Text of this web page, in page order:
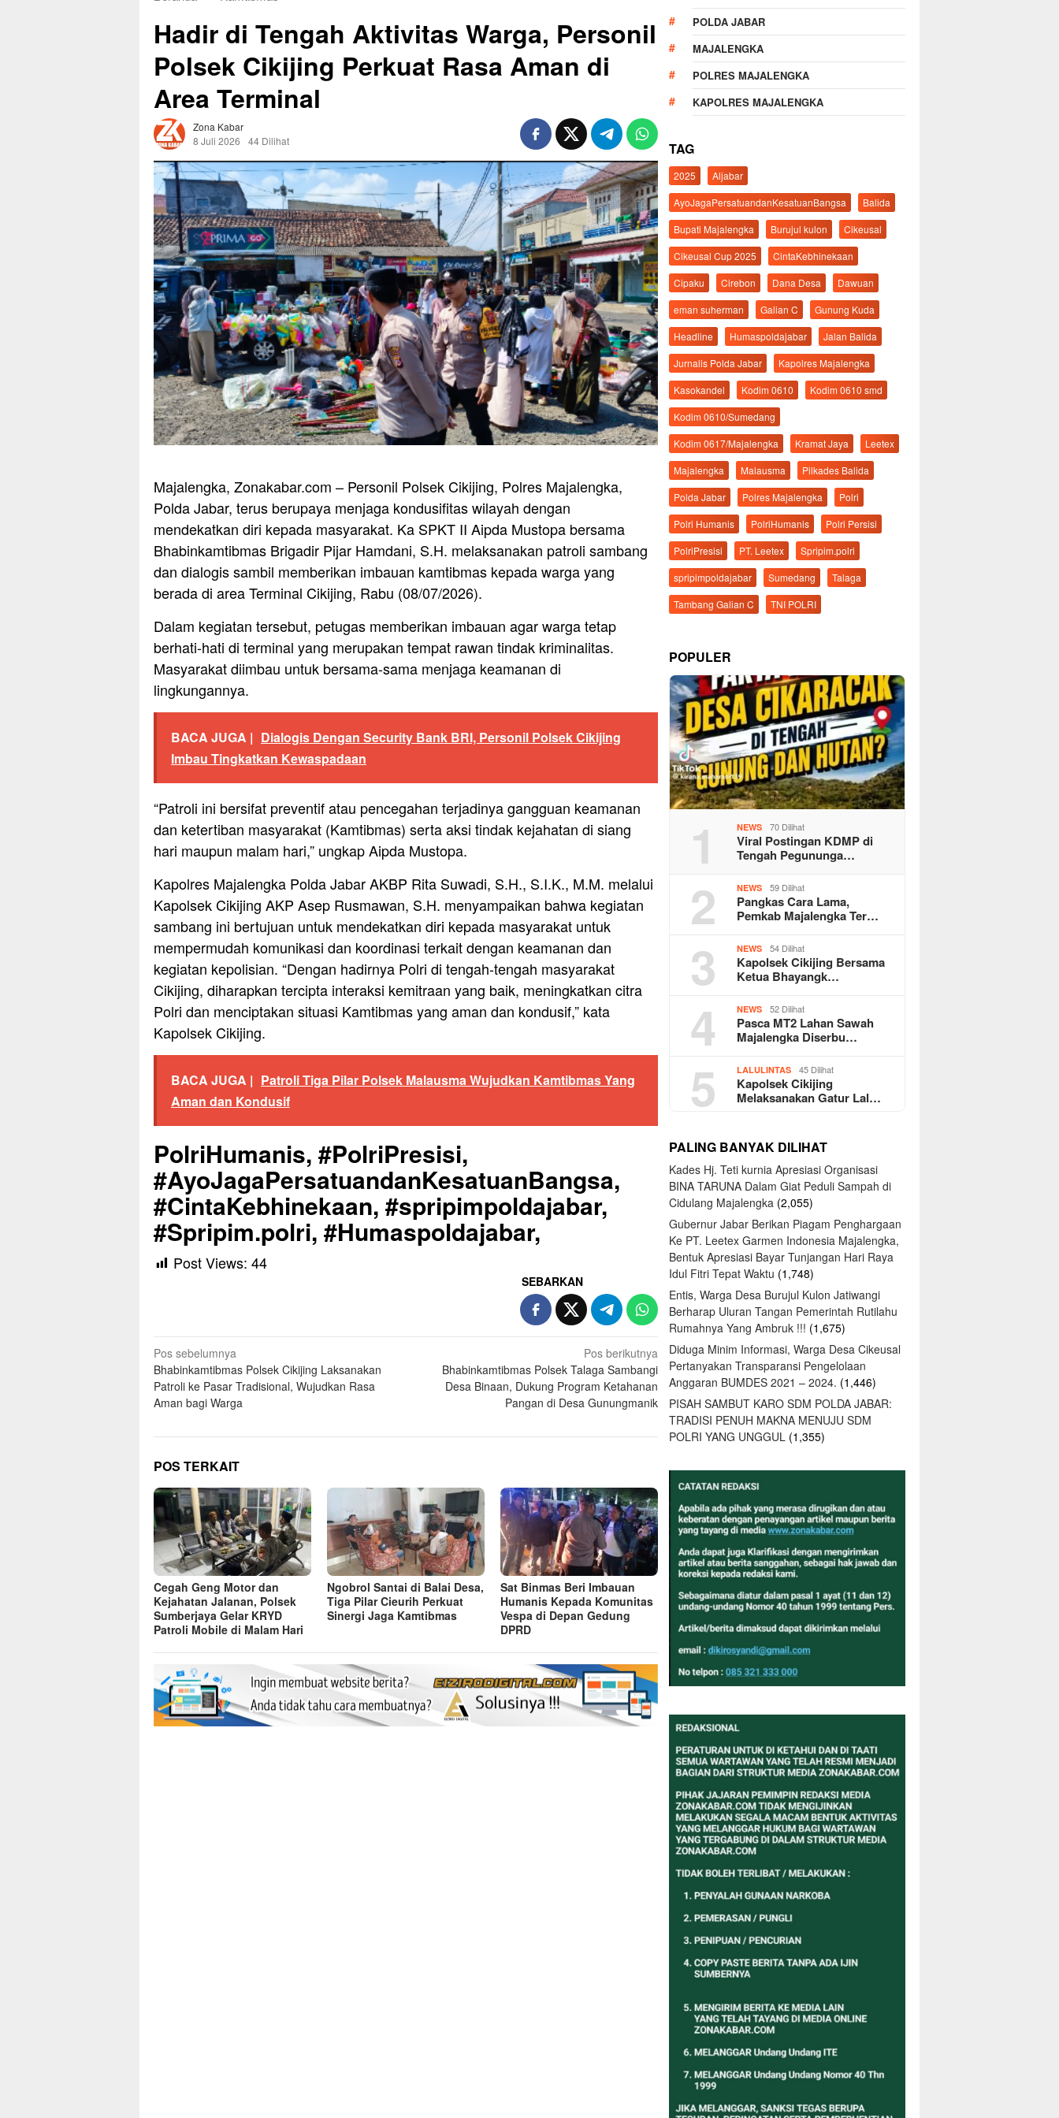
Hadir di Tengah Aktivitas Warga, Personil
Polsek Cikijing Perkuat Rasa Aman di
Area Terminal
Zona Kabar
8 Juli 2026
44 Dilihat
Majalengka, Zonakabar.com – Personil Polsek Cikijing, Polres Majalengka,
Polda Jabar, terus berupaya menjaga kondusifitas wilayah dengan
mendekatkan diri kepada masyarakat. Ka SPKT II Aipda Mustopa bersama
Bhabinkamtibmas Brigadir Pijar Hamdani, S.H. melaksanakan patroli sambang
dan dialogis sambil memberikan imbauan kamtibmas kepada warga yang
berada di area Terminal Cikijing, Rabu (08/07/2026).
Dalam kegiatan tersebut, petugas memberikan imbauan agar warga tetap
berhati-hati di terminal yang merupakan tempat rawan tindak kriminalitas.
Masyarakat diimbau untuk bersama-sama menjaga keamanan di
lingkungannya.
BACA JUGA | Dialogis Dengan Security Bank BRI, Personil Polsek Cikijing
Imbau Tingkatkan Kewaspadaan
“Patroli ini bersifat preventif atau pencegahan terjadinya gangguan keamanan
dan ketertiban masyarakat (Kamtibmas) serta aksi tindak kejahatan di siang
hari maupun malam hari,” ungkap Aipda Mustopa.
Kapolres Majalengka Polda Jabar AKBP Rita Suwadi, S.H., S.I.K., M.M. melalui
Kapolsek Cikijing AKP Asep Rusmawan, S.H. menyampaikan bahwa kegiatan
sambang ini bertujuan untuk mendekatkan diri kepada masyarakat untuk
mempermudah komunikasi dan koordinasi terkait dengan keamanan dan
kegiatan kepolisian. “Dengan hadirnya Polri di tengah-tengah masyarakat
Cikijing, diharapkan tercipta interaksi kemitraan yang baik, meningkatkan citra
Polri dan menciptakan situasi Kamtibmas yang aman dan kondusif,” kata
Kapolsek Cikijing.
BACA JUGA | Patroli Tiga Pilar Polsek Malausma Wujudkan Kamtibmas Yang
Aman dan Kondusif
PolriHumanis, #PolriPresisi,
#AyoJagaPersatuandanKesatuanBangsa,
#CintaKebhinekaan, #spripimpoldajabar,
#Spripim.polri, #Humaspoldajabar,
Post Views: 44
SEBARKAN
Navigasi
pos
Pos sebelumnya
Bhabinkamtibmas Polsek Cikijing Laksanakan
Patroli ke Pasar Tradisional, Wujudkan Rasa
Aman bagi Warga
Pos berikutnya
Bhabinkamtibmas Polsek Talaga Sambangi
Desa Binaan, Dukung Program Ketahanan
Pangan di Desa Gunungmanik
POS TERKAIT
Cegah Geng Motor dan
Kejahatan Jalanan, Polsek
Sumberjaya Gelar KRYD
Patroli Mobile di Malam Hari
Ngobrol Santai di Balai Desa,
Tiga Pilar Cieurih Perkuat
Sinergi Jaga Kamtibmas
Sat Binmas Beri Imbauan
Humanis Kepada Komunitas
Vespa di Depan Gedung
DPRD
POLDA JABAR
MAJALENGKA
POLRES MAJALENGKA
KAPOLRES MAJALENGKA
TAG
2025
Aljabar
AyoJagaPersatuandanKesatuanBangsa
Balida
Bupati Majalengka
Burujul kulon
Cikeusal
Cikeusal Cup 2025
CintaKebhinekaan
Cipaku
Cirebon Dana Desa
Dawuan
eman suherman
Galian C
Gunung Kuda
Headline
Humaspoldajabar
Jalan Balida
Jurnalis Polda Jabar
Kapolres Majalengka
Kasokandel
Kodim 0610
Kodim 0610 smd
Kodim 0610/Sumedang
Kodim 0617/Majalengka
Kramat Jaya
Leetex
Majalengka
Malausma
Pilkades Balida
Polda Jabar
Polres Majalengka
Polri
Polri Humanis
PolriHumanis
Polri Persisi
PolriPresisi
PT. Leetex
Spripim.polri
spripimpoldajabar
Sumedang
Talaga
Tambang Galian C
TNI POLRI
POPULER
1 NEWS 70 Dilihat
Viral Postingan KDMP di
Tengah Pegununga…
2 NEWS 59 Dilihat
Pangkas Cara Lama,
Pemkab Majalengka Ter…
3 NEWS 54 Dilihat
Kapolsek Cikijing Bersama
Ketua Bhayangk…
4 NEWS 52 Dilihat
Pasca MT2 Lahan Sawah
Majalengka Diserbu…
5 LALULINTAS 45 Dilihat
Kapolsek Cikijing
Melaksanakan Gatur Lal…
PALING BANYAK DILIHAT
Kades Hj. Teti kurnia Apresiasi Organisasi
BINA TARUNA Dalam Giat Peduli Sampah di
Cidulang Majalengka (2,055)
Gubernur Jabar Berikan Piagam Penghargaan
Ke PT. Leetex Garmen Indonesia Majalengka,
Bentuk Apresiasi Bayar Tunjangan Hari Raya
Idul Fitri Tepat Waktu (1,748)
Entis, Warga Desa Burujul Kulon Jatiwangi
Berharap Uluran Tangan Pemerintah Rutilahu
Rumahnya Yang Ambruk !!! (1,675)
Diduga Minim Informasi, Warga Desa Cikeusal
Pertanyakan Transparansi Pengelolaan
Anggaran BUMDES 2021 – 2024. (1,446)
PISAH SAMBUT KARO SDM POLDA JABAR:
TRADISI PENUH MAKNA MENUJU SDM
POLRI YANG UNGGUL (1,355)